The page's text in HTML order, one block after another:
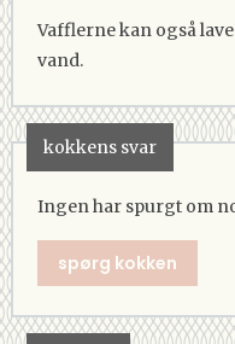
Vafflerne kan også
vand.
kokkens svar
Ingen har spurgt om
spørg kokken